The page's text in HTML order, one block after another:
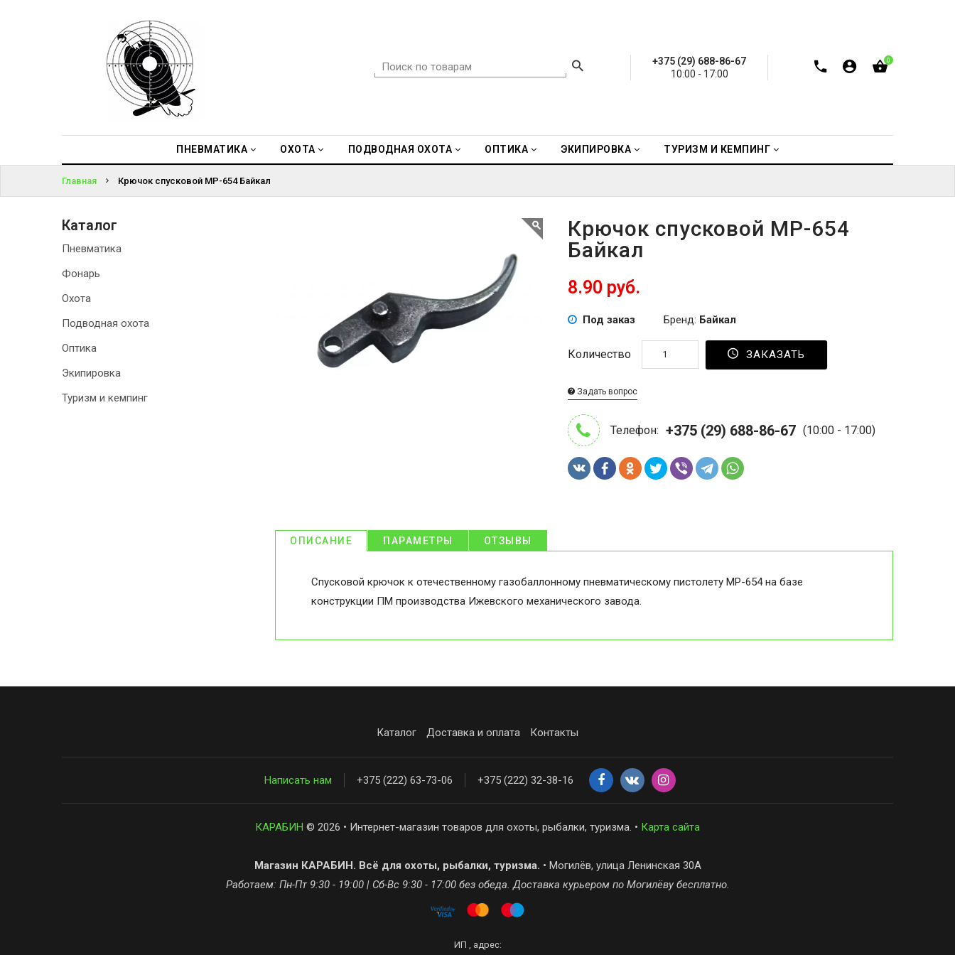
+375 (29) 688-86-67
10:00 - 17:00
0
ПНЕВМАТИКА ОХОТА ПОДВОДНАЯ ОХОТА ОПТИКА ЭКИПИРОВКА ТУРИЗМ И КЕМПИНГ
ЭКИПИРОВКА
ТУРИЗМ И
ВОЙТИ
ЗАБЫЛИ
ПАРОЛЬ?
Главная Крючок спусковой МР-654 Байкал
Крючок спусковой МР-654
Байкал
8.90 руб.
Под заказ Бренд: Байкал
Количество ЗАКАЗАТЬ
Задать вопрос
Телефон: +375 (29) 688-86-67 (10:00 - 17:00)
ОПИСАНИЕ ПАРАМЕТРЫ ОТЗЫВЫ
Спусковой крючок к отечественному газобаллонному пневматическому пистолету МР-654 на базе
конструкции ПМ производства Ижевского механического завода.
Каталог
Пневматика
Фонарь
Охота
Подводная охота
Оптика
Экипировка
Туризм и кемпинг
Каталог Доставка и оплата Контакты
Написать нам +375 (222) 63-73-06 +375 (222) 32-38-16
КАРАБИН © 2026 • Интернет-магазин товаров для охоты, рыбалки, туризма. • Карта сайта
Магазин КАРАБИН. Всё для охоты, рыбалки, туризма. • Могилёв, улица Ленинская 30А
Работаем: Пн-Пт 9:30 - 19:00 | Сб-Вс 9:30 - 17:00 без обеда. Доставка курьером по Могилёву бесплатно.
ИП , адрес: